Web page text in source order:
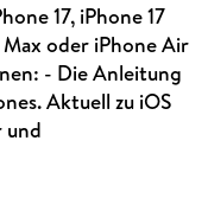
17, iPhone 17
oder iPhone Air
- Die Anleitung
Aktuell zu iOS
und